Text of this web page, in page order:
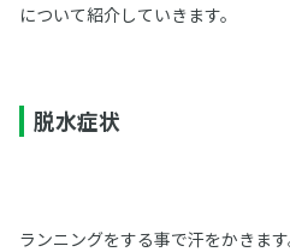
について紹介していきます。
脱水症状
ランニングをする事で汗をかきま